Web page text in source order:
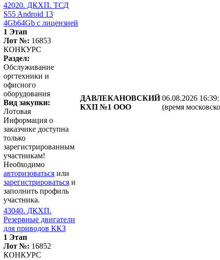
42020. ДКХП. ТСД
S55 Android 13
4Gb64Gb с лицензией
1 Этап
Лот №: 16853
КОНКУРС
Раздел:
Обслуживание
оргтехники и
офисного
оборудования
Вид закупки:
Лотовая
Информация о
заказчике доступна
только
зарегистрированным
участникам!
Необходимо
авторизоваться или
зарегистрироваться и
заполнить профиль
участника.
ДАВЛЕКАНОВСКИЙ
КХП №1 ООО
06.08.2026
(время
43040. ДКХП.
Резервные двигатели
для приводов ККЗ
1 Этап
Лот №: 16852
КОНКУРС